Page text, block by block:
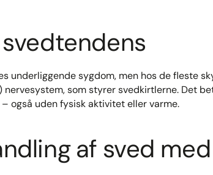
sygdom, men hos de fleste
som styrer svedkirtlerne. Det
også uden fysisk aktivitet eller varme.
af sved